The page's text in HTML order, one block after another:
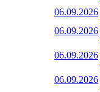
06.09.2026
06.09.2026
06.09.2026
06.09.2026